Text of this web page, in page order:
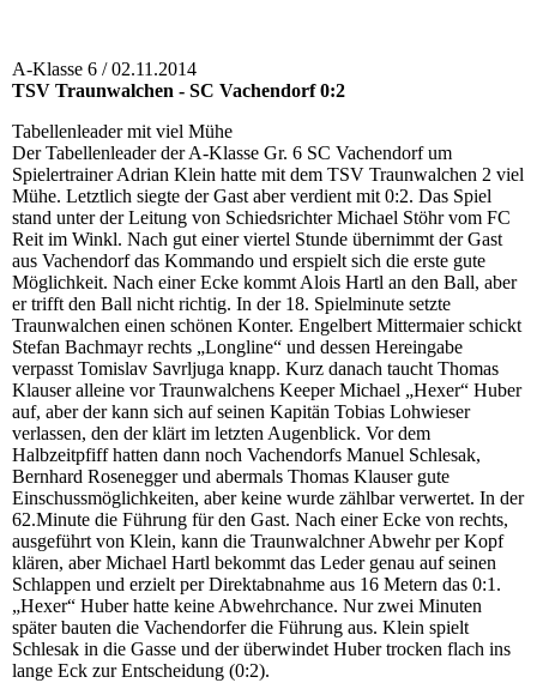
A-Klasse 6 / 02.11.2014
TSV Traunwalchen - SC Vachendorf 0:2
Tabellenleader mit viel Mühe
Der Tabellenleader der A-Klasse Gr. 6 SC Vachendorf um
Spielertrainer Adrian Klein hatte mit dem TSV Traunwalchen 2 viel
Mühe. Letztlich siegte der Gast aber verdient mit 0:2. Das Spiel
stand unter der Leitung von Schiedsrichter Michael Stöhr vom FC
Reit im Winkl. Nach gut einer viertel Stunde übernimmt der Gast
aus Vachendorf das Kommando und erspielt sich die erste gute
Möglichkeit. Nach einer Ecke kommt Alois Hartl an den Ball, aber
er trifft den Ball nicht richtig. In der 18. Spielminute setzte
Traunwalchen einen schönen Konter. Engelbert Mittermaier schickt
Stefan Bachmayr rechts „Longline“ und dessen Hereingabe
verpasst Tomislav Savrljuga knapp. Kurz danach taucht Thomas
Klauser alleine vor Traunwalchens Keeper Michael „Hexer“ Huber
auf, aber der kann sich auf seinen Kapitän Tobias Lohwieser
verlassen, den der klärt im letzten Augenblick. Vor dem
Halbzeitpfiff hatten dann noch Vachendorfs Manuel Schlesak,
Bernhard Rosenegger und abermals Thomas Klauser gute
Einschussmöglichkeiten, aber keine wurde zählbar verwertet. In der
62.Minute die Führung für den Gast. Nach einer Ecke von rechts,
ausgeführt von Klein, kann die Traunwalchner Abwehr per Kopf
klären, aber Michael Hartl bekommt das Leder genau auf seinen
Schlappen und erzielt per Direktabnahme aus 16 Metern das 0:1.
„Hexer“ Huber hatte keine Abwehrchance. Nur zwei Minuten
später bauten die Vachendorfer die Führung aus. Klein spielt
Schlesak in die Gasse und der überwindet Huber trocken flach ins
lange Eck zur Entscheidung (0:2).